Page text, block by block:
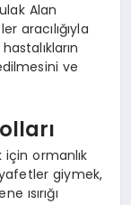
Alan
aracılığıyla
ve
için ormanlık
giymek,
ısırığı